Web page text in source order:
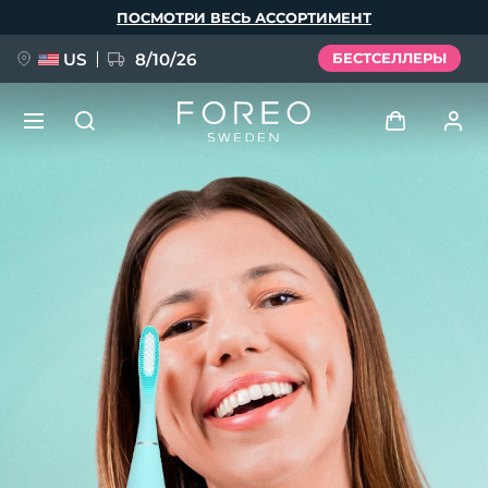
ПОСМОТРИ ВЕСЬ АССОРТИМЕНТ
US 8/10/26 БЕСТСЕЛЛЕРЫ
Профиль пользователя
Мои приборы
Мои заказы
Мои адреса
Мои подписки
FAQ™ Pure Beauty-Tech Elixir
BREAKING NEWS
issa™ Teeth Whitening Set
Deutsch
Español
Français
Italiano
Português
Svenska
Русский
简体中文 繁體中文